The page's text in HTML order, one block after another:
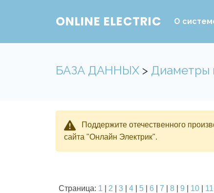
ONLINE ELECTRIC О
БАЗА ДАННЫХ > Диаметры
Поддержите отечественного
сайта "Онлайн Электрик".
Страница: 1 2 3| 4| 5| 6 7 8| 9 10| 11